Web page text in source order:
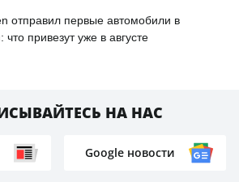
отправил первые автомобили в
что привезут уже в августе
НА НАС
Google новости